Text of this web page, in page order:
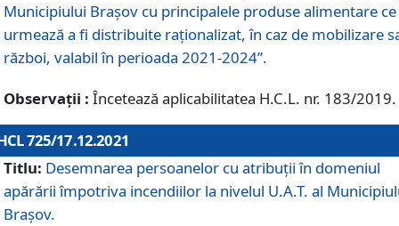
Municipiului Braşov cu principalele produse alimentare ce
urmează a fi distribuite raționalizat, în caz de mobilizare
război, valabil în perioada 2021-2024”.
Observații : Încetează aplicabilitatea H.C.L. nr. 183/2019.
725/17.12.2021
Titlu: Desemnarea persoanelor cu atribuții în domeniul
apărării împotriva incendiilor la nivelul U.A.T. al
Brașov.